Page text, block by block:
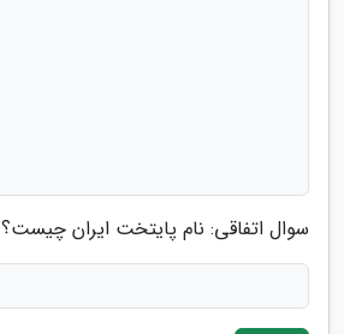
سوال اتفاقی: نام پایتخت ایران چیست؟